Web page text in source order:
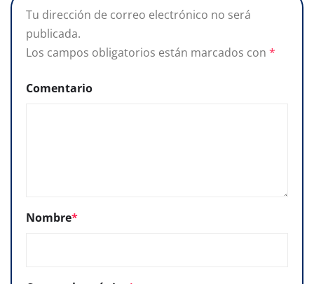
Tu dirección de correo electrónico no será
publicada.
Los campos obligatorios están marcados con *
Comentario
Nombre*